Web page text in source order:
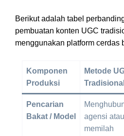
Berikut adalah tabel
pembuatan konten UGC
menggunakan platform cerdas
Komponen
Produksi
Metode
Tradisional
Pencarian
Bakat / Model
agensi atau
memilah